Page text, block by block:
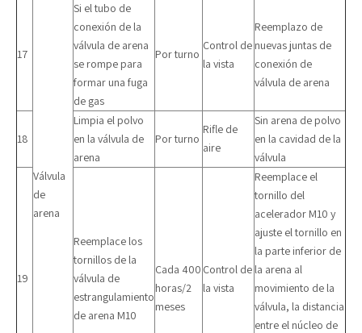
17
Válvula
de
arena
Si el tubo de
conexión de la
válvula de arena
se rompe para
formar una fuga
de gas
Por turno
Control de
la vista
Reemplazo de
nuevas juntas de
conexión de
válvula de arena
18
Limpia el polvo
en la válvula de
arena
Por turno
Rifle de
aire
Sin arena de polvo
en la cavidad de la
válvula
19
Reemplace los
tornillos de la
válvula de
estrangulamiento
de arena M10
Cada 400
horas/2
meses
Control de
la vista
Reemplace el
tornillo del
acelerador M10 y
ajuste el tornillo en
la parte inferior de
la arena al
movimiento de la
válvula, la distancia
entre el núcleo de